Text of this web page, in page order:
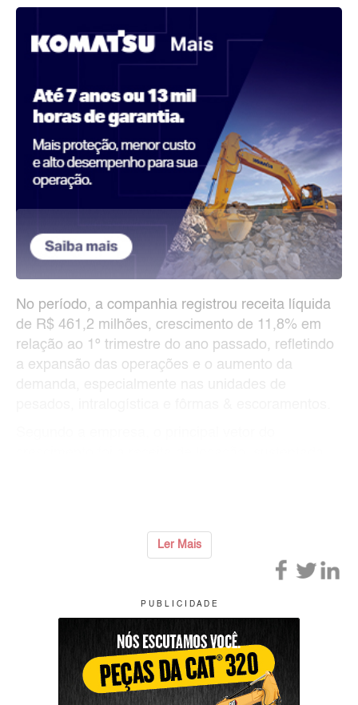
No período, a companhia registrou receita líquida
de R$ 461,2 milhões, crescimento de 11,8% em
relação ao 1º trimestre do ano passado, refletindo
a expansão das operações e o aumento da
Ler Mais
P U B L I C I D A D E